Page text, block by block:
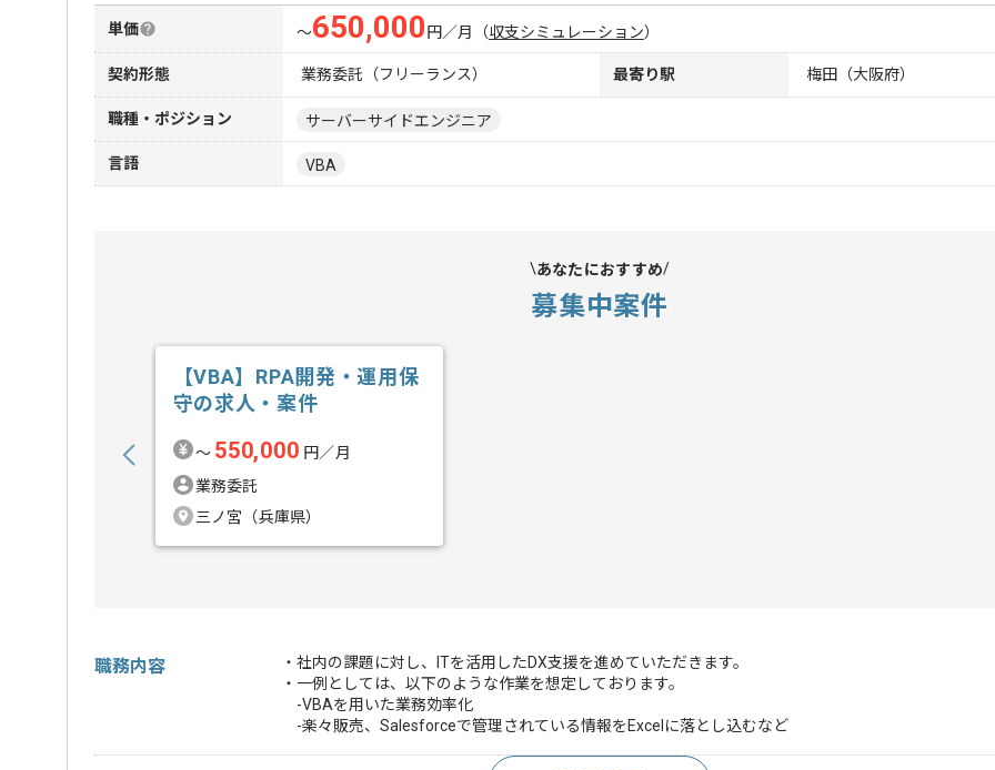
単価 〜650,000 円／月 （収支シミュレーション）
契約形態 業務委託（フリーランス） 最寄り駅 梅田（大阪府）
職種・ポジション サーバーサイドエンジニア
言語 VBA
あなたにおすすめ
募集中案件
【VBA】RPA開発・運用保
守の求人・案件
〜 550,000 円／月
業務委託
三ノ宮（兵庫県）
職務内容
・社内の課題に対し、ITを活用したDX支援を進めていただきます。
・一例としては、以下のような作業を想定しております。
-VBAを用いた業務効率化
-楽々販売、Salesforceで管理されている情報をExcelに落とし込むなど